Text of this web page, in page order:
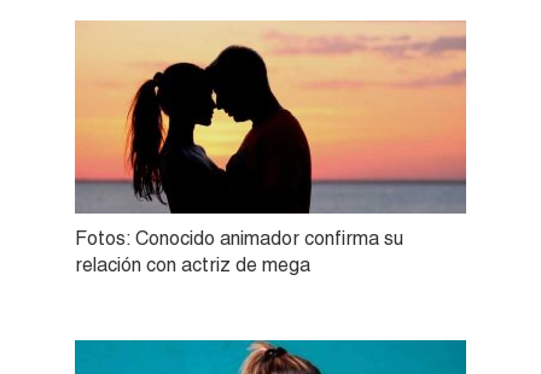
Fotos: Conocido animador confirma su
relación con actriz de mega